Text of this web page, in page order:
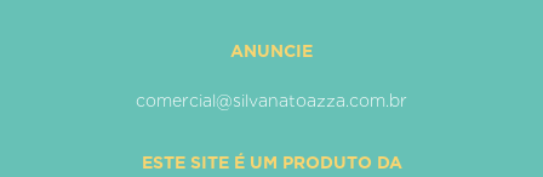
ANUNCIE
comercial@silvanatoazza.com.br
ESTE SITE É UM PRODUTO DA